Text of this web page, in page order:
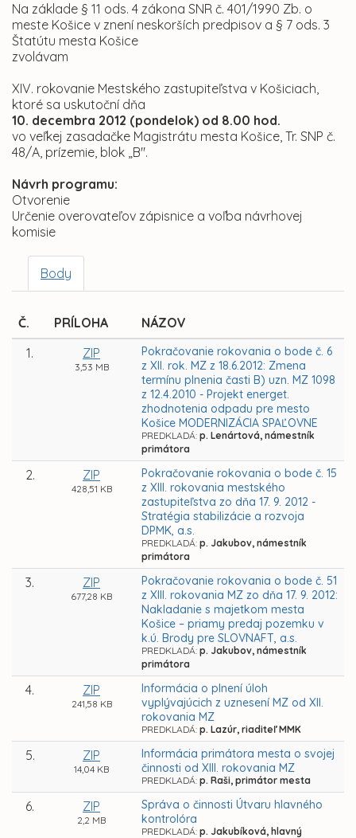
Na základe § 11 ods. 4 zákona SNR č. 401/1990 Zb. o
meste Košice v znení neskorších predpisov a § 7 ods. 3
Štatútu mesta Košice
zvolávam
XIV. rokovanie Mestského zastupiteľstva v Košiciach,
ktoré sa uskutoční dňa
10. decembra 2012 (pondelok) od 8.00 hod.
vo veľkej zasadačke Magistrátu mesta Košice, Tr. SNP č.
48/A, prízemie, blok „B".
Návrh programu:
Otvorenie
Určenie overovateľov zápisnice a voľba návrhovej
komisie
Body
Č. PRÍLOHA
NÁZOV
1.
ZIP
3,53 MB
Pokračovanie rokovania o bode č. 6
z XII. rok. MZ z 18.6.2012: Zmena
termínu plnenia časti B) uzn. MZ 1098
z 12.4.2010 - Projekt energet.
zhodnotenia odpadu pre mesto
Košice MODERNIZÁCIA SPAĽOVNE
PREDKLADÁ: p. Lenártová, námestník
primátora
2. ZIP
428,51 KB
Pokračovanie rokovania o bode č. 15
z XIII. rokovania mestského
zastupiteľstva zo dňa 17. 9. 2012 -
Stratégia stabilizácie a rozvoja
DPMK, a.s.
PREDKLADÁ: p. Jakubov, námestník
primátora
3. ZIP
677,28 KB
Pokračovanie rokovania o bode č. 51
z XIII. rokovania MZ zo dňa 17. 9. 2012:
Nakladanie s majetkom mesta
Košice – priamy predaj pozemku v
k.ú. Brody pre SLOVNAFT, a.s.
PREDKLADÁ: p. Jakubov, námestník
primátora
4. ZIP
241,58 KB
Informácia o plnení úloh
vyplývajúcich z uznesení MZ od XII.
rokovania MZ
PREDKLADÁ: p. Lazúr, riaditeľ MMK
5. ZIP
14,04 KB
Informácia primátora mesta o svojej
činnosti od XIII. rokovania MZ
PREDKLADÁ: p. Raši, primátor mesta
6. ZIP
2,2 MB
Správa o činnosti Útvaru hlavného
kontrolóra
PREDKLADÁ: p. Jakubíková, hlavný